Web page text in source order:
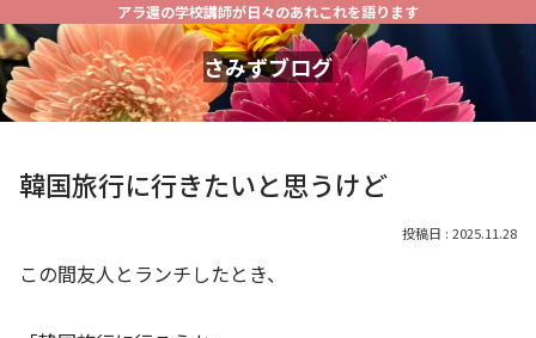
アラ還の学校講師が日々のあれこれを語ります
さみずブログ
韓国旅行に行きたいと思うけど
2025.11.28
この間友人とランチしたとき、